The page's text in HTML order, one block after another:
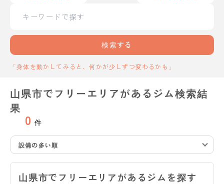
検索する
「身体を動かしてみると、何かが少しずつ変わるかも」
山県市でフリーエリアがあるジム検索結
果
0 件
設備の多い順
山県市でフリーエリアがあるジムを探す